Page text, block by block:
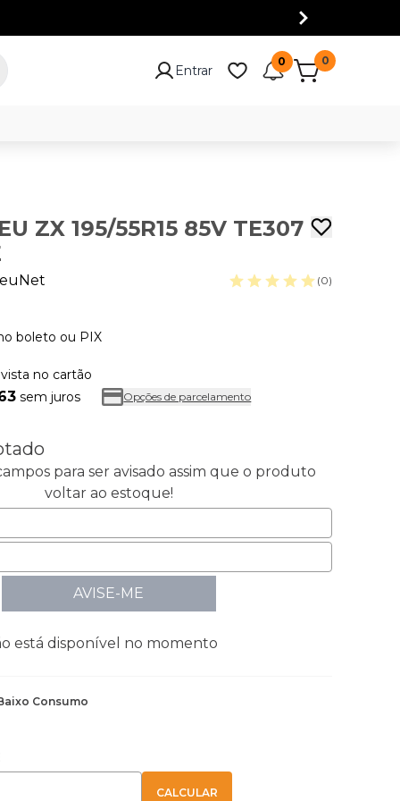
Entrar
0 0
ZX 195/55R15 85V TE307
(0)
boleto ou PIX
no cartão
sem juros Opções de parcelamento
para ser avisado assim que o produto
voltar ao estoque!
AVISE-ME
está disponível no momento
Consumo